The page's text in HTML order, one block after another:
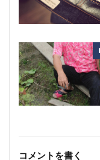
コメントを書く